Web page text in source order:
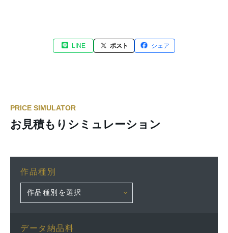
LINE ポスト シェア
PRICE SIMULATOR
お見積もりシミュレーション
作品種別
データ納品料